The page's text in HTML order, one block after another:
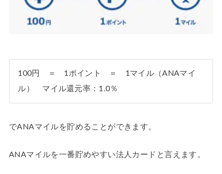
100円 ＝ 1ポイント ＝ 1マイル（ANAマイ
ル） マイル還元率：1.0％
でANAマイルを貯めることができます。
ANAマイルを一番貯めやすい法人カードと言えます。